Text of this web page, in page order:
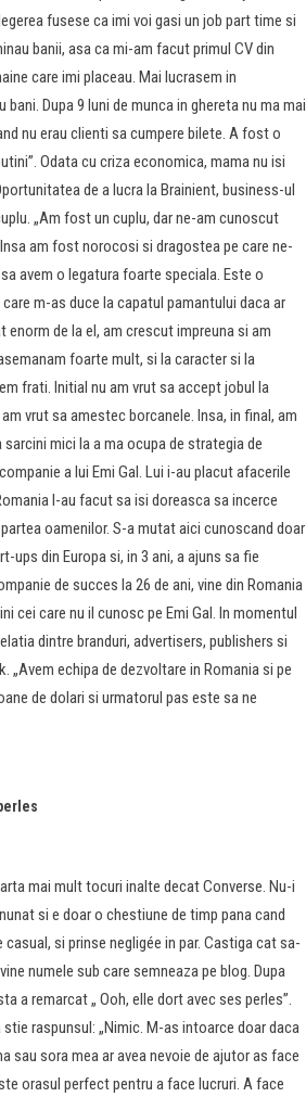
fusese ca imi voi gasi un job part time si
banii, asa ca mi-am facut primul CV din
care imi placeau. Mai lucrasem in
Dupa 9 luni de munca in ghereta nu ma mai
nu erau clienti sa cumpere bilete. A fost o
Odata cu criza economica, mama nu isi
de a lucra la Brainient, business-ul
„Am fost un cuplu, dar ne-am cunoscut
am fost norocosi si dragostea pe care ne-
avem o legatura foarte speciala. Este o
m-as duce la capatul pamantului daca ar
de la el, am crescut impreuna si am
foarte mult, si la caracter si la
frati. Initial nu am vrut sa accept jobul la
vrut sa amestec borcanele. Insa, in final, am
mici la a ma ocupa de strategia de
a lui Emi Gal. Lui i-au placut afacerile
l-au facut sa isi doreasca sa incerce
oamenilor. S-a mutat aici cunoscand doar
din Europa si, in 3 ani, a ajuns sa fie
de succes la 26 de ani, vine din Romania
cei care nu il cunosc pe Emi Gal. In momentul
dintre branduri, advertisers, publishers si
echipa de dezvoltare in Romania si pe
de dolari si urmatorul pas este sa ne
mai mult tocuri inalte decat Converse. Nu-i
si e doar o chestiune de timp pana cand
si prinse negligée in par. Castiga cat sa-
numele sub care semneaza pe blog. Dupa
a remarcat „ Ooh, elle dort avec ses perles”.
raspunsul: „Nimic. M-as intoarce doar daca
sau sora mea ar avea nevoie de ajutor as face
orasul perfect pentru a face lucruri. A face